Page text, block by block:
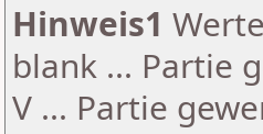
Hinweis1
blank ... Partie
V ... Partie